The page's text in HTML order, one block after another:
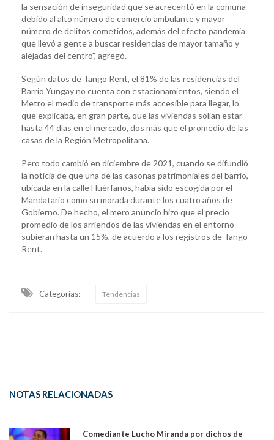
la sensación de inseguridad que se acrecentó en la comuna
debido al alto número de comercio ambulante y mayor
número de delitos cometidos, además del efecto pandemia
que llevó a gente a buscar residencias de mayor tamaño y
alejadas del centro", agregó.
Según datos de Tango Rent, el 81% de las residencias del
Barrio Yungay no cuenta con estacionamientos, siendo el
Metro el medio de transporte más accesible para llegar, lo
que explicaba, en gran parte, que las viviendas solían estar
hasta 44 días en el mercado, dos más que el promedio de las
casas de la Región Metropolitana.
Pero todo cambió en diciembre de 2021, cuando se difundió
la noticia de que una de las casonas patrimoniales del barrio,
ubicada en la calle Huérfanos, había sido escogida por el
Mandatario como su morada durante los cuatro años de
Gobierno. De hecho, el mero anuncio hizo que el precio
promedio de los arriendos de las viviendas en el entorno
subieran hasta un 15%, de acuerdo a los registros de Tango
Rent.
Categorias: Tendencias
NOTAS RELACIONADAS
Comediante Lucho Miranda por dichos de